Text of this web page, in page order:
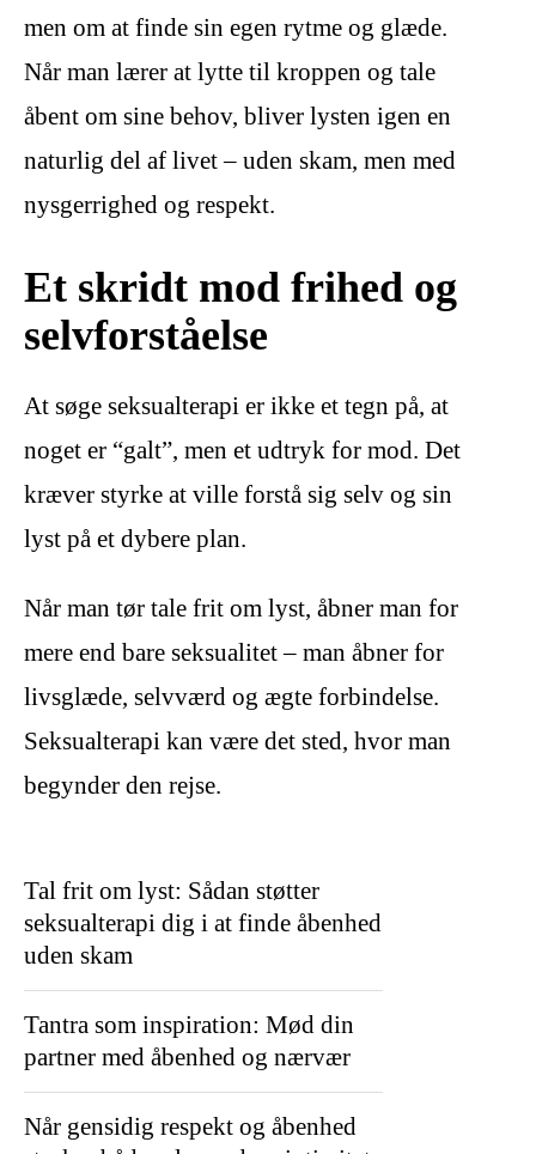
men om at finde sin egen rytme og glæde.
Når man lærer at lytte til kroppen og tale
åbent om sine behov, bliver lysten igen en
naturlig del af livet – uden skam, men med
nysgerrighed og respekt.
Et skridt mod frihed og
selvforståelse
At søge seksualterapi er ikke et tegn på, at
noget er “galt”, men et udtryk for mod. Det
kræver styrke at ville forstå sig selv og sin
lyst på et dybere plan.
Når man tør tale frit om lyst, åbner man for
mere end bare seksualitet – man åbner for
livsglæde, selvværd og ægte forbindelse.
Seksualterapi kan være det sted, hvor man
begynder den rejse.
Tal frit om lyst: Sådan støtter
seksualterapi dig i at finde åbenhed
uden skam
Tantra som inspiration: Mød din
partner med åbenhed og nærvær
Når gensidig respekt og åbenhed